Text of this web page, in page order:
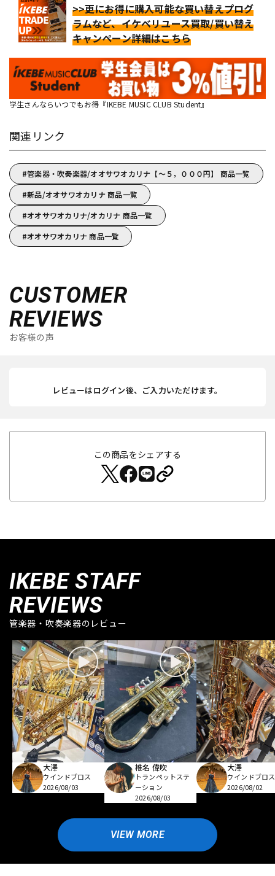
>>更にお得に購入可能な買い替えプログ
ラムなど、イケベリユース買取/買い替え
キャンペーン詳細はこちら
学生さんならいつでもお得『IKEBE MUSIC CLUB Student』
関連リンク
管楽器・吹奏楽器/オオサワオカリナ【～５，０００円】 商品一覧
新品/オオサワオカリナ 商品一覧
オオサワオカリナ/オカリナ 商品一覧
オオサワオカリナ 商品一覧
CUSTOMER
REVIEWS
お客様の声
レビューはログイン後、ご入力いただけます。
この商品をシェアする
IKEBE STAFF
REVIEWS
管楽器・吹奏楽器のレビュー
大澤
ウインドブロス
2026/08/03
椎名 偉吹
トランペットステ
ーション
2026/08/03
大澤
ウインドブロス
2026/08/02
VIEW MORE